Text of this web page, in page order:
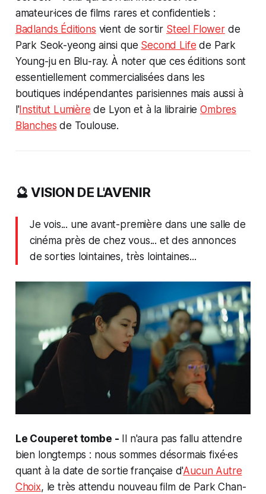
amateur·ices de films rares et confidentiels :
Badlands Éditions vient de sortir Steel Flowerde
Park Seok-yeong ainsi que Second Life de Park
Young-ju en Blu-ray. À noter que ces éditions sont
essentiellement commercialisées dans les
boutiques indépendantes parisiennes mais aussi à
l'Institut Lumière de Lyon et à la librairieOmbres
Blanches de Toulouse.
🔮 VISION DE L'AVENIR
Je vois... une avant-première dans une salle de
cinéma près de chez vous... et des annonces
de sorties lointaines, très lointaines...
Le Couperet tombe - Il n'aura pas fallu attendre
bien longtemps : nous sommes désormais fixé·es
quant à la date de sortie française d'Aucun Autre
Choix, le très attendu nouveau film de Park Chan-